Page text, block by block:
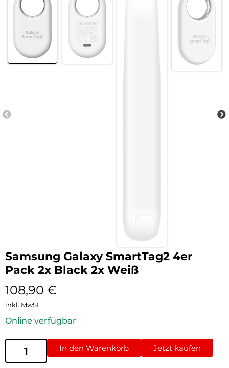
Samsung Galaxy SmartTag2 4er
Pack 2x Black 2x Weiß
108,90 €
inkl. MwSt.
Online verfügbar
In den Warenkorb Jetzt kaufen